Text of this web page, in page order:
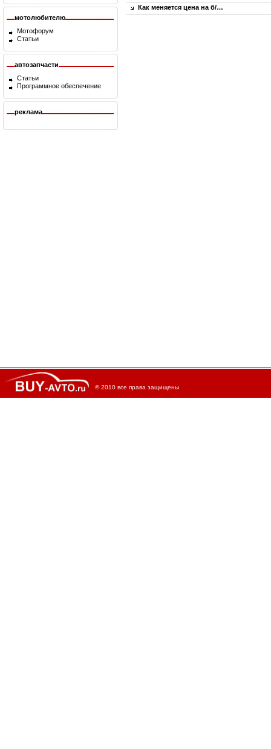
мотолюбителю
Мотофорум
Статьи
автозапчасти
Статьи
Программное обеспечение
реклама
Как меняется цена на б/…
© 2010 все права защищены